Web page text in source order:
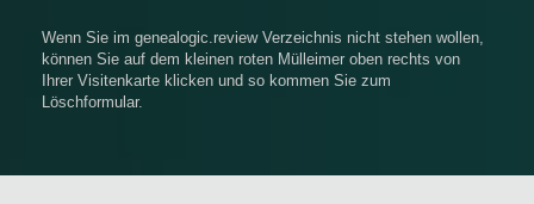
Wenn Sie im genealogic.review Verzeichnis nicht stehen wollen,
können Sie auf dem kleinen roten Mülleimer oben rechts von
Ihrer Visitenkarte klicken und so kommen Sie zum
Löschformular.